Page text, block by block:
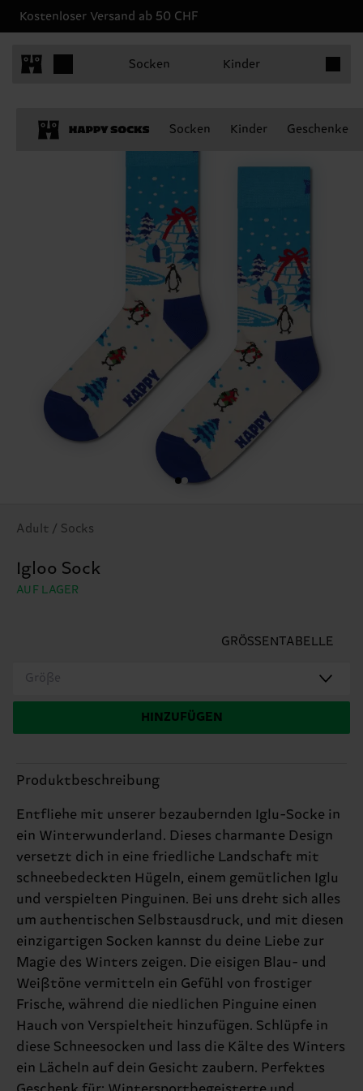
Kostenloser Versand ab 50 CHF
Socken Kinder
Socken Kinder Geschenke
Adult / Socks
Igloo Sock
AUF LAGER
GRÖSSENTABELLE
Größe
HINZUFÜGEN
Produktbeschreibung
Entfliehe mit unserer bezaubernden Iglu-Socke in
ein Winterwunderland. Dieses charmante Design
versetzt dich in eine friedliche Landschaft mit
schneebedeckten Hügeln, einem gemütlichen Iglu
und verspielten Pinguinen. Bei uns dreht sich alles
um authentischen Selbstausdruck, und mit diesen
einzigartigen Socken kannst du deine Liebe zur
Magie des Winters zeigen. Die eisigen Blau- und
Weißtöne vermitteln ein Gefühl von frostiger
Frische, während die niedlichen Pinguine einen
Hauch von Verspieltheit hinzufügen. Schlüpfe in
diese Schneesocken und lass die Kälte des Winters
ein Lächeln auf dein Gesicht zaubern. Perfektes